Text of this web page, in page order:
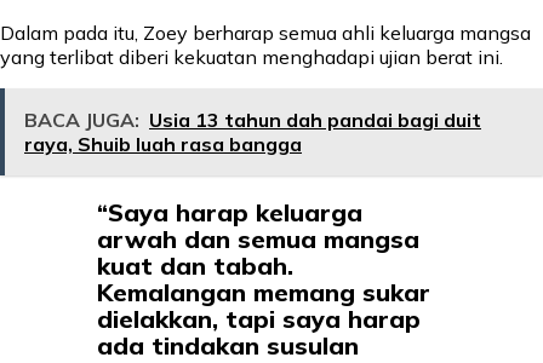
Dalam pada itu, Zoey berharap semua ahli keluarga mangsa
yang terlibat diberi kekuatan menghadapi ujian berat ini.
BACA JUGA: Usia 13 tahun dah pandai bagi duit
raya, Shuib luah rasa bangga
“Saya harap keluarga
arwah dan semua mangsa
kuat dan tabah.
Kemalangan memang sukar
dielakkan, tapi saya harap
ada tindakan susulan